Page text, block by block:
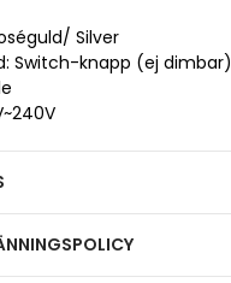
Silver
Switch-knapp (ej dimbar)